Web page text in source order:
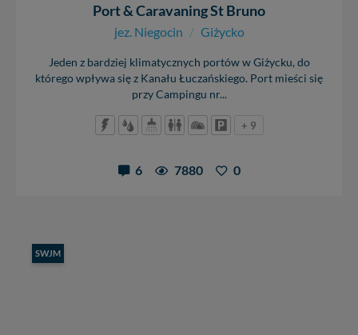
Port & Caravaning St Bruno
jez. Niegocin / Giżycko
Jeden z bardziej klimatycznych portów w Giżycku, do
którego wpływa się z Kanału Łuczańskiego. Port mieści się
przy Campingu nr...
+ 9
6 7880 0
SWJM